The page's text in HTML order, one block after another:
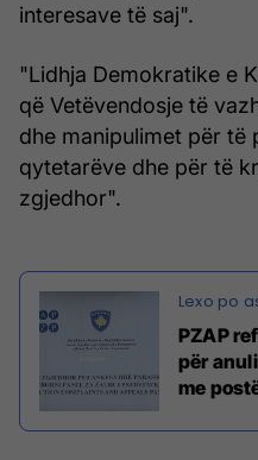
interesave të saj".
"Lidhja Demokratike e
që Vetëvendosje të
dhe manipulimet për të
qytetarëve dhe për të
zgjedhor".
PZAP
për
me